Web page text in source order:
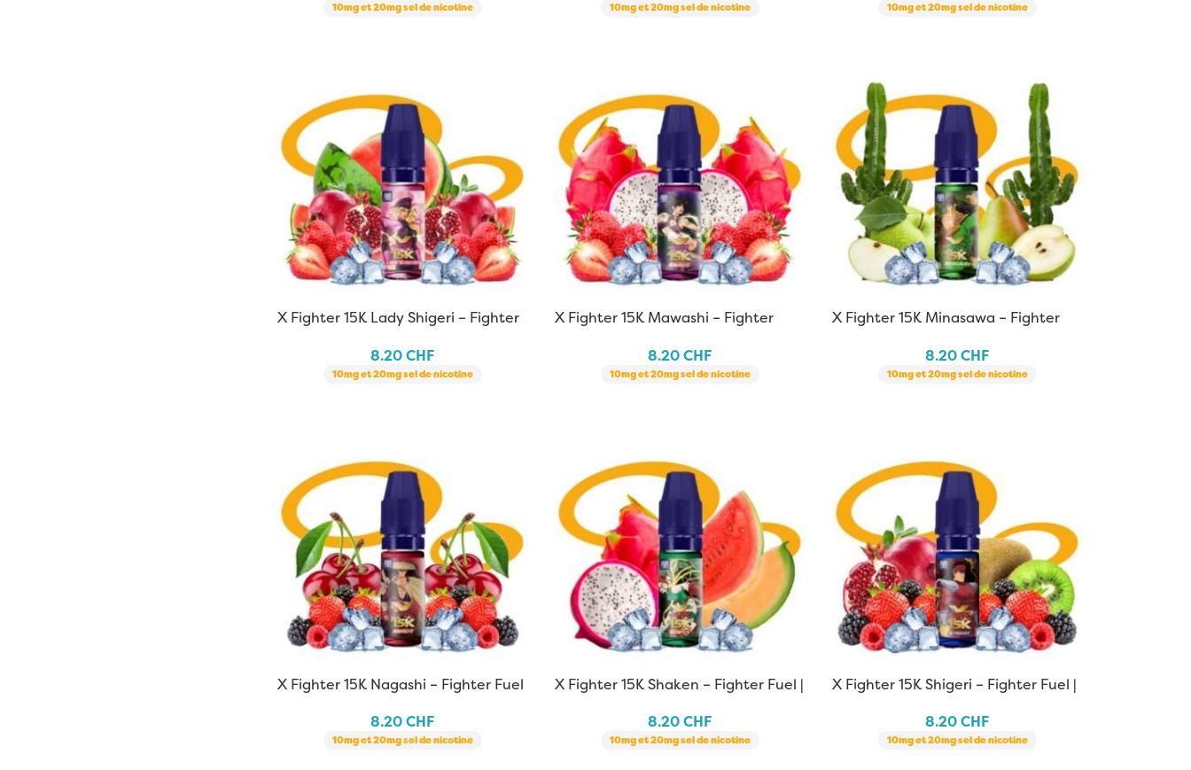
10mg et 20mg sel de nicotine 10mg et 20mg sel de nicotine 10mg et 20mg sel de nicotine
X Fighter 15K Lady Shigeri – Fighter
8.20CHF
10mg et 20mg sel de nicotine
X Fighter 15K Mawashi – Fighter
8.20CHF
10mg et 20mg sel de nicotine
X Fighter 15K Minasawa – Fighter
8.20CHF
10mg et 20mg sel de nicotine
X Fighter 15K Nagashi – Fighter Fuel
8.20CHF
10mg et 20mg sel de nicotine
X Fighter 15K Shaken – Fighter Fuel |
8.20CHF
10mg et 20mg sel de nicotine
X Fighter 15K Shigeri – Fighter Fuel |
8.20CHF
10mg et 20mg sel de nicotine